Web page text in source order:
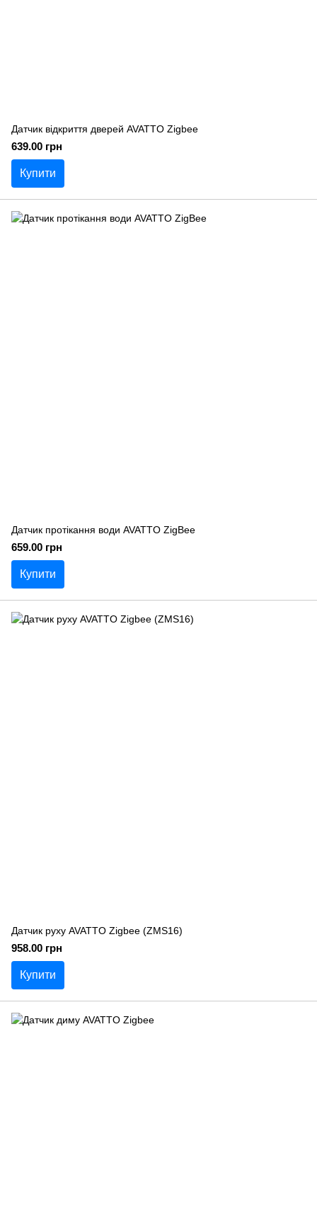
Датчик відкриття дверей AVATTO Zigbee
639.00 грн
Купити
Датчик протікання води AVATTO ZigBee
659.00 грн
Купити
Датчик руху AVATTO Zigbee (ZMS16)
958.00 грн
Купити